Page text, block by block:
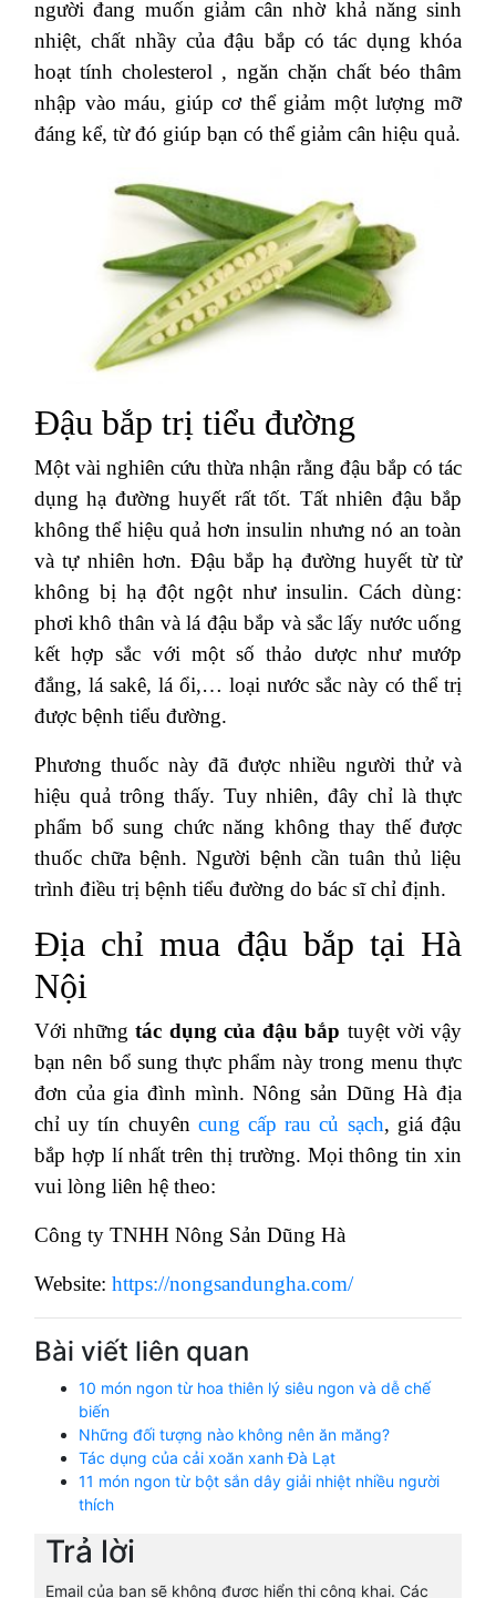
người đang muốn giảm cân nhờ khả năng sinh
nhiệt, chất nhầy của đậu bắp có tác dụng khóa
hoạt tính cholesterol , ngăn chặn chất béo thâm
nhập vào máu, giúp cơ thể giảm một lượng mỡ
đáng kể, từ đó giúp bạn có thể giảm cân hiệu quả.
Đậu bắp trị tiểu đường
Một vài nghiên cứu thừa nhận rằng đậu bắp có tác
dụng hạ đường huyết rất tốt. Tất nhiên đậu bắp
không thể hiệu quả hơn insulin nhưng nó an toàn
và tự nhiên hơn. Đậu bắp hạ đường huyết từ từ
không bị hạ đột ngột như insulin. Cách dùng:
phơi khô thân và lá đậu bắp và sắc lấy nước uống
kết hợp sắc với một số thảo dược như mướp
đắng, lá sakê, lá ổi,… loại nước sắc này có thể trị
được bệnh tiểu đường.
Phương thuốc này đã được nhiều người thử và
hiệu quả trông thấy. Tuy nhiên, đây chỉ là thực
phẩm bổ sung chức năng không thay thế được
thuốc chữa bệnh. Người bệnh cần tuân thủ liệu
trình điều trị bệnh tiểu đường do bác sĩ chỉ định.
Địa chỉ mua đậu bắp tại Hà
Nội
Với nhữngtác dụng của đậu bắp tuyệt vời vậy
bạn nên bổ sung thực phẩm này trong menu thực
đơn của gia đình mình. Nông sản Dũng Hà địa
chỉ uy tín chuyên cung cấp rau củ sạch, giá đậu
bắp hợp lí nhất trên thị trường. Mọi thông tin xin
vui lòng liên hệ theo:
Công ty TNHH Nông Sản Dũng Hà
Website: https://nongsandungha.com/
Bài viết liên quan
10 món ngon từ hoa thiên lý siêu ngon và dễ chế
biến
Những đối tượng nào không nên ăn măng?
Tác dụng của cải xoăn xanh Đà Lạt
11 món ngon từ bột sắn dây giải nhiệt nhiều người
thích
Trả lời
Email của bạn sẽ không được hiển thị công khai. Các